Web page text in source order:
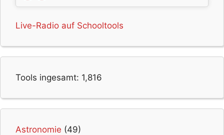
Live-Radio auf Schooltools
Tools ingesamt: 1,816
Astronomie (49)